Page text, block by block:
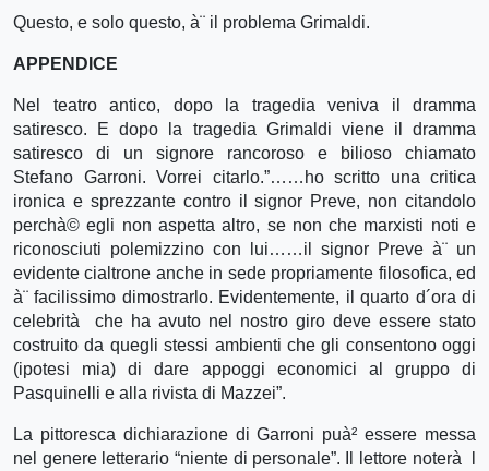
Questo, e solo questo, à¨ il problema Grimaldi.
APPENDICE
Nel teatro antico, dopo la tragedia veniva il dramma
satiresco. E dopo la tragedia Grimaldi viene il dramma
satiresco di un signore rancoroso e bilioso chiamato
Stefano Garroni. Vorrei citarlo.”……ho scritto una critica
ironica e sprezzante contro il signor Preve, non citandolo
perchà© egli non aspetta altro, se non che marxisti noti e
riconosciuti polemizzino con lui……il signor Preve à¨ un
evidente cialtrone anche in sede propriamente filosofica, ed
à¨ facilissimo dimostrarlo. Evidentemente, il quarto d´ora di
celebrità che ha avuto nel nostro giro deve essere stato
costruito da quegli stessi ambienti che gli consentono oggi
(ipotesi mia) di dare appoggi economici al gruppo di
Pasquinelli e alla rivista di Mazzei”.
La pittoresca dichiarazione di Garroni puà² essere messa
nel genere letterario “niente di personale”. Il lettore noterà l